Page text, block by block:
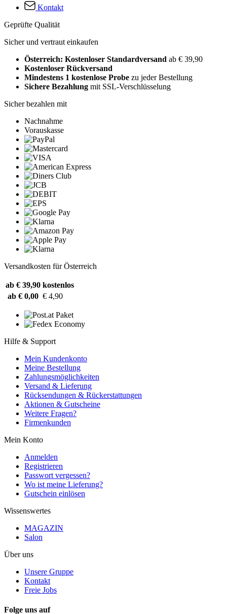
Kontakt
Geprüfte Qualität
Sicher und vertraut einkaufen
Österreich: Kostenloser Standardversand ab € 39,90
Kostenloser Rückversand
Mindestens 1 kostenlose Probe zu jeder Bestellung
Sichere Bezahlung mit SSL-Verschlüsselung
Sicher bezahlen mit
Nachnahme
Vorauskasse
Versandkosten für Österreich
ab € 39,90 kostenlos
ab € 0,00 € 4,90
Hilfe & Support
Mein Kundenkonto
Meine Bestellung
Zahlungsmöglichkeiten
Versand & Lieferung
Rücksendungen & Rückerstattungen
Aktionen & Gutscheine
Weitere Fragen?
Firmenkunden
Mein Konto
Anmelden
Registrieren
Passwort vergessen?
Wo ist meine Lieferung?
Gutschein einlösen
Wissenswertes
MAGAZIN
Salon
Über uns
Unsere Gruppe
Kontakt
Freie Jobs
Folge uns auf